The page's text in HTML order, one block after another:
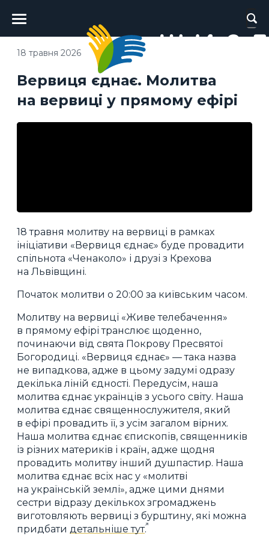
Головне
меню
Вервиця єднає. Молитва
на вервиці у прямому ефірі
18 травня 2026
18 травня молитву на вервиці в рамках
ініціативи «Вервиця єднає» буде провадити
спільнота «Ченаколо» і друзі з Крехова
на Львівщині.
Початок молитви о 20:00 за київським часом.
Молитву на вервиці «Живе телебачення»
в прямому ефірі транслює щоденно,
починаючи від свята Покрову Пресвятої
Богородиці. «Вервиця єднає» — така назва
не випадкова, адже в цьому задумі одразу
декілька ліній єдності. Передусім, наша
молитва єднає українців з усього світу. Наша
молитва єднає священнослужителя, який
в ефірі провадить її, з усім загалом вірних.
Наша молитва єднає єпископів, священників
із різних материків і країн, адже щодня
провадить молитву інший душпастир. Наша
молитва єднає всіх нас у «молитві
на українській землі», адже цими днями
сестри відразу декількох згромаджень
виготовляють вервиці з бурштину, які можна
придбати детальніше тут.